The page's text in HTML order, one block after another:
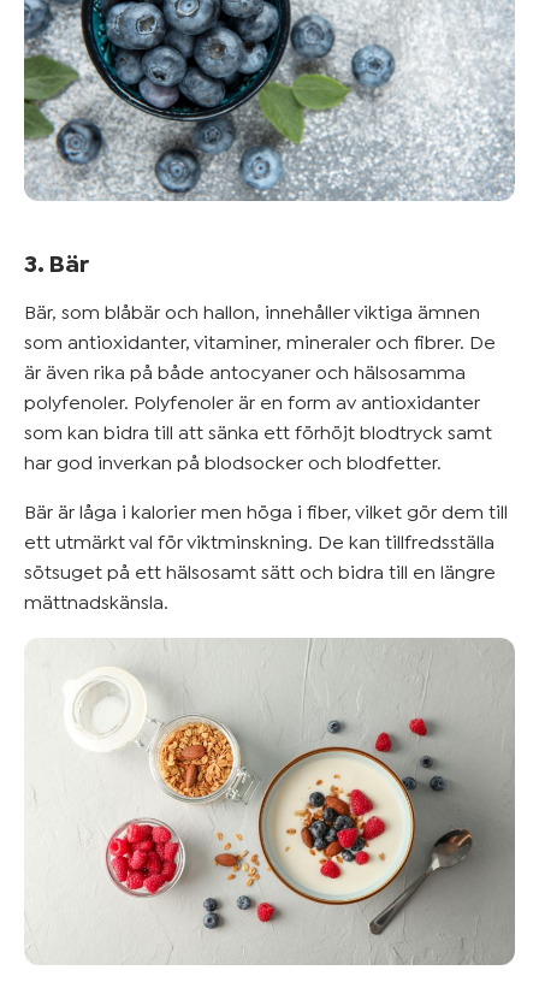
3. Bär
Bär, som blåbär och hallon, innehåller viktiga ämnen
som antioxidanter, vitaminer, mineraler och fibrer. De
är även rika på både antocyaner och hälsosamma
polyfenoler. Polyfenoler är en form av antioxidanter
som kan bidra till att sänka ett förhöjt blodtryck samt
har god inverkan på blodsocker och blodfetter.
Bär är låga i kalorier men höga i fiber, vilket gör dem till
ett utmärkt val för viktminskning. De kan tillfredsställa
sötsuget på ett hälsosamt sätt och bidra till en längre
mättnadskänsla.​